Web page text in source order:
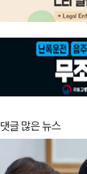
댓글 많은 뉴스